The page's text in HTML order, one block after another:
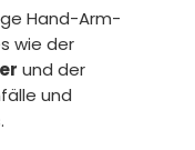
Hand-Arm-
wie der
und der
und